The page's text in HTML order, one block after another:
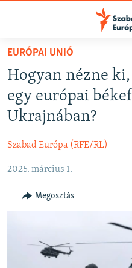
Akadálymentes
Ugrás
fő
oldalra
Ugrás
tartalomjegyzékre
AKTUÁLIS
PODCASTOK
ELEMZŐ
NER15
SZABADON
DEMOKRÁCIA
A PÉNZ NYOMÁBAN
EURÓPAI UNIÓ
Hogyan nézne
egy európai
Ukrajnában?
Szabad Európa (RFE/RL)
2025. március 1.
Megosztás
Spotify